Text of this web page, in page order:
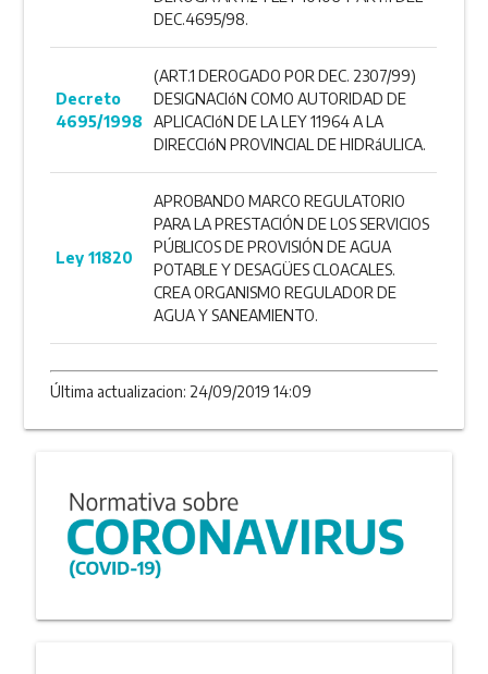
DEC.4695/98.
Decreto
4695/1998
(ART.1 DEROGADO POR DEC. 2307/99)
DESIGNACIóN COMO AUTORIDAD DE
APLICACIóN DE LA LEY 11964 A LA
DIRECCIóN PROVINCIAL DE HIDRáULICA.
Ley 11820
APROBANDO MARCO REGULATORIO
PARA LA PRESTACIÓN DE LOS SERVICIOS
PÚBLICOS DE PROVISIÓN DE AGUA
POTABLE Y DESAGÜES CLOACALES.
CREA ORGANISMO REGULADOR DE
AGUA Y SANEAMIENTO.
Última actualizacion: 24/09/2019 14:09